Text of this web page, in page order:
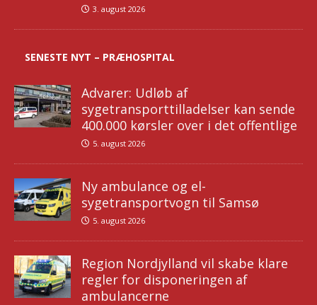
3. august 2026
SENESTE NYT – PRÆHOSPITAL
Advarer: Udløb af
sygetransporttilladelser kan sende
400.000 kørsler over i det offentlige
5. august 2026
Ny ambulance og el-
sygetransportvogn til Samsø
5. august 2026
Region Nordjylland vil skabe klare
regler for disponeringen af
ambulancerne